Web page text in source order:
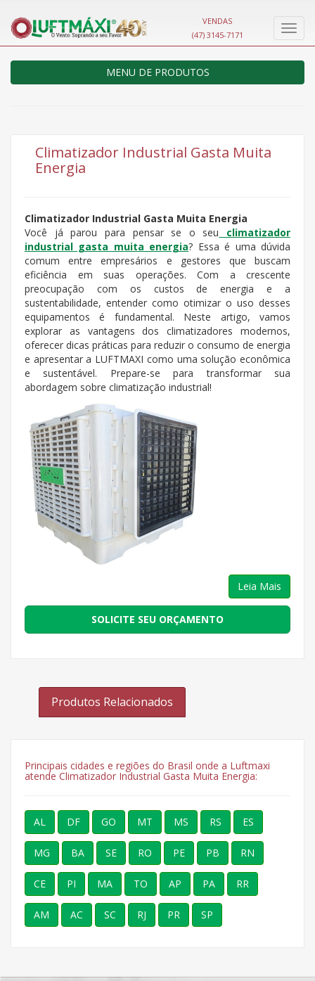
VENDAS
(47) 3145-7171
MENU DE PRODUTOS
Climatizador Industrial Gasta Muita
Energia
Climatizador Industrial Gasta Muita Energia
Você já parou para pensar se o seu climatizador
industrial gasta muita energia? Essa é uma dúvida
comum entre empresários e gestores que buscam
eficiência em suas operações. Com a crescente
preocupação com os custos de energia e a
sustentabilidade, entender como otimizar o uso desses
equipamentos é fundamental. Neste artigo, vamos
explorar as vantagens dos climatizadores modernos,
oferecer dicas práticas para reduzir o consumo de energia
e apresentar a LUFTMAXI como uma solução econômica
e sustentável. Prepare-se para transformar sua
abordagem sobre climatização industrial!
Leia Mais
SOLICITE SEU ORÇAMENTO
Produtos Relacionados
Principais cidades e regiões do Brasil onde a Luftmaxi
atende Climatizador Industrial Gasta Muita Energia:
AL DF GO MT MS RS ES
MG BA SE RO PE PB RN
CE PI MA TO AP PA RR
AM AC SC RJ PR SP